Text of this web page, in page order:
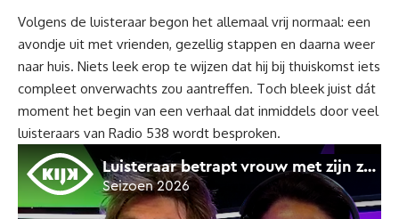
Volgens de luisteraar begon het allemaal vrij normaal: een
avondje uit met vrienden, gezellig stappen en daarna weer
naar huis. Niets leek erop te wijzen dat hij bij thuiskomst iets
compleet onverwachts zou aantreffen. Toch bleek juist dát
moment het begin van een verhaal dat inmiddels door veel
luisteraars van Radio 538 wordt besproken.